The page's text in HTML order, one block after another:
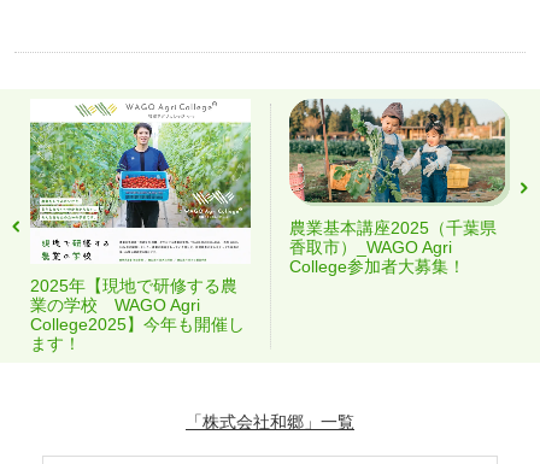
2025年【現地で研修する農
業の学校 WAGO Agri
College2025】今年も開催し
ます！
農業基本講座2025（千葉県
香取市）_WAGO Agri
College参加者大募集！
「株式会社和郷」